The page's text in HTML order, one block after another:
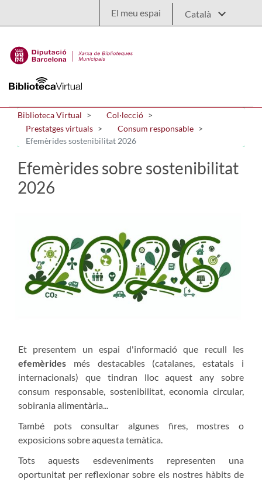
El meu espai
Biblioteca Virtual
Col·lecció
Prestatges virtuals
Consum responsable
Efemèrides sostenibilitat 2026
Efemèrides sobre sostenibilitat
2026
Et presentem un espai d'informació que recull les
efemèrides més destacables (catalanes, estatals i
internacionals) que tindran lloc aquest any sobre
consum responsable, sostenibilitat, economia circular,
sobirania alimentària...
També pots consultar algunes fires, mostres o
exposicions sobre aquesta temàtica.
Tots aquests esdeveniments representen una
oportunitat per reflexionar sobre els nostres hàbits de